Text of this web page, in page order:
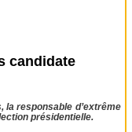
candidate
la responsable d’extrême
présidentielle.